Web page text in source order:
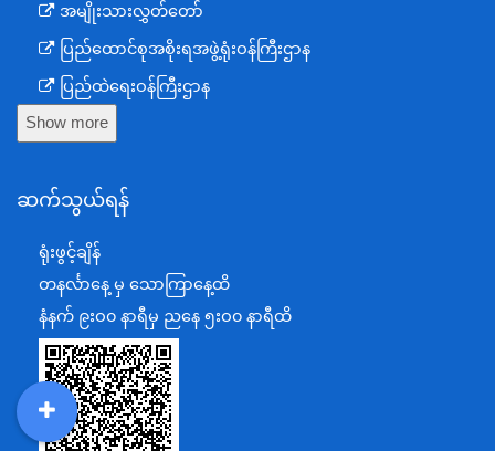
အမျိုးသားလွှတ်တော်
ပြည်ထောင်စုအစိုးရအဖွဲ့ရုံးဝန်ကြီးဌာန
ပြည်ထဲရေးဝန်ကြီးဌာန
ကာကွယ်ရေးဝန်ကြီးဌာန
စီမံကိန်း၊ဘဏ္ဍာရေးနှင့်စက်မှုဝန်ကြီးဌာန
အပြည်ပြည်ဆိုင်ရာပူးပေါင်းဆောင်ရွက်ရေးဝန်ကြီးဌာန
ပြန်ကြားရေးဝန်ကြီးဌာန
သာသနာရေးနှင့် ယဉ်ကျေးမှုဝန်ကြီးဌာန
စိုက်ပျိုးရေး၊မွေးမြူရေးနှင့်ဆည်မြောင်းဝန်ကြီးဌာန
ပို့ဆောင်ရေးနှင့်ဆက်သွယ်ရေးဝန်ကြီးဌာန
Show more
ဆက်သွယ်ရန်
ရုံးဖွင့်ချိန်
တနင်္လာနေ့ မှ သောကြာနေ့ထိ
နံနက် ၉းဝ၀ နာရီမှ ညနေ ၅းဝ၀ နာရီထိ
MOS
DSW
DDM